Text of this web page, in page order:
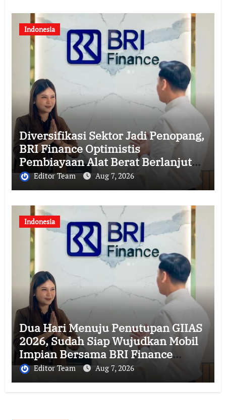
Indonesia
Diversifikasi Sektor Jadi Penopang,
BRI Finance Optimistis
Pembiayaan Alat Berat Berlanjut
hingga Akhir 2026
Editor Team Aug 7, 2026
Indonesia
Dua Hari Menuju Penutupan GIIAS
2026, Sudah Siap Wujudkan Mobil
Impian Bersama BRI Finance
Belum?
Editor Team Aug 7, 2026